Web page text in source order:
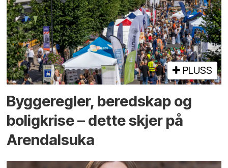
PLUSS
Bygge­regler, beredskap og
bolig­krise – dette skjer på
Arendals­uka